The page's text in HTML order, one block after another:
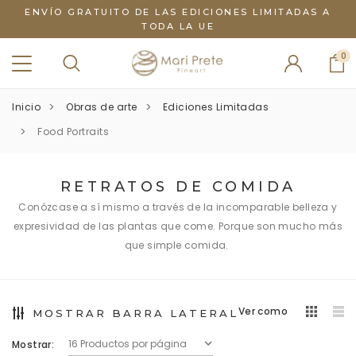
ENVÍO GRATUITO DE LAS EDICIONES LIMITADAS A
TODA LA UE
0
Inicio Obras de arte
Ediciones Limitadas
Food Portraits
RETRATOS DE COMIDA
Conózcase a sí mismo a través de la incomparable belleza y
expresividad de las plantas que come. Porque son mucho más
que simple comida.
MOSTRAR BARRA LATERALVer como
Mostrar: